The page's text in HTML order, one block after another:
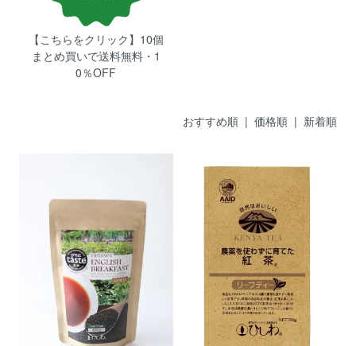
【こちらをクリック】10個
まとめ買いで送料無料・1
0％OFF
おすすめ順| 価格順 | 新着順